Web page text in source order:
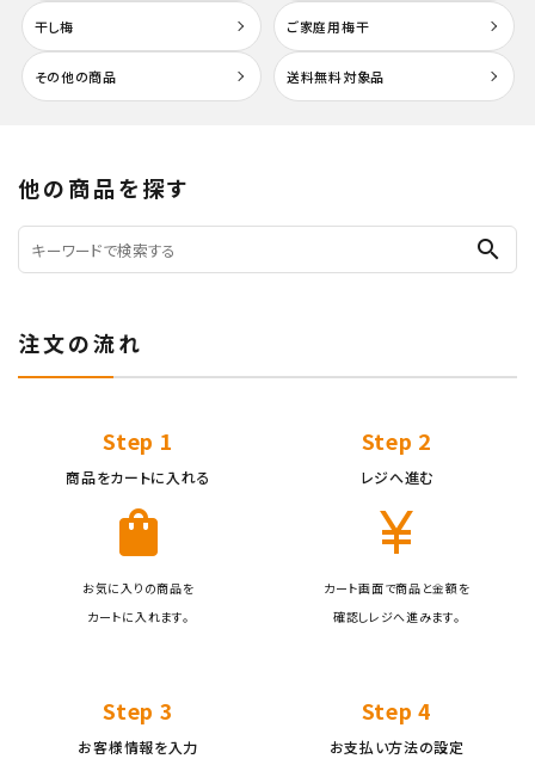
干し梅 ご家庭用梅干
その他の商品 送料無料対象品
他の商品を探す
search
キーワード
カテゴリー
検索する
注文の流れ
Step 1
商品をカートに入れる
shopping_bag
お気に入りの商品を
カートに入れます。
Step 2
レジへ進む
currency_yen
カート画面で商品と金額を
確認しレジへ進みます。
Step 3
お客様情報を入力
Step 4
お支払い方法の設定